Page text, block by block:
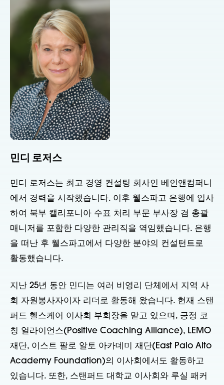
민디 로저스
민디 로저스는 최고 경영 컨설팅 회사인 베인앤컴퍼니
에서 경력을 시작했습니다. 이후 웰스파고 은행에 입사
하여 북부 캘리포니아 수표 처리 부문 부사장 겸 총괄
매니저를 포함한 다양한 관리직을 역임했습니다. 은행
을 떠난 후 웰스파고에서 다양한 분야의 컨설턴트로
활동했습니다.
지난 25년 동안 민디는 여러 비영리 단체에서 지역 사
회 자원봉사자이자 리더로 활동해 왔습니다. 현재 스탠
퍼드 헬스케어 이사회 부회장을 맡고 있으며, 긍정 코
칭 얼라이언스(Positive Coaching Alliance), LEMO
재단, 이스트 팔로 알토 아카데미 재단(East Palo Alto
Academy Foundation)의 이사회에서도 활동하고
있습니다. 또한, 스탠퍼드 대학교 이사회와 루실 패커